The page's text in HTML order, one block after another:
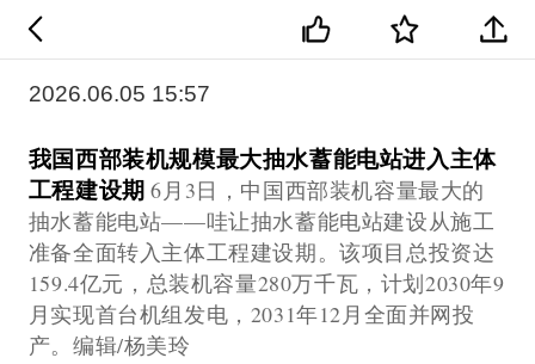
2026.06.05 15:57
我国西部装机规模最大抽水蓄能电站进入主体
工程建设期 6月3日，中国西部装机容量最大的
抽水蓄能电站——哇让抽水蓄能电站建设从施工
准备全面转入主体工程建设期。该项目总投资达
159.4亿元，总装机容量280万千瓦，计划2030年9
月实现首台机组发电，2031年12月全面并网投
产。编辑/杨美玲